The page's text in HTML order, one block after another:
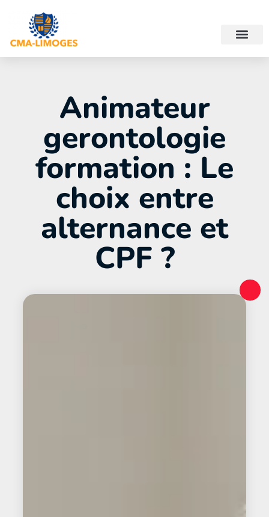
Animateur
gerontologie
formation : Le
choix entre
alternance et
CPF ?